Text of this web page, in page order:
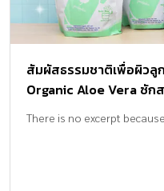
เหลือง) : แบบนี้ปกติดี ช่วงแรก
สัมผัสธรรมชาติเพื่อผิวลู
Organic Aloe Vera ซัก
There is no excerpt